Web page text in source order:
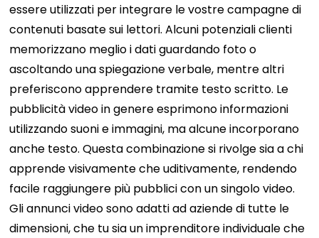
essere utilizzati per integrare le vostre campagne di
contenuti basate sui lettori. Alcuni potenziali clienti
memorizzano meglio i dati guardando foto o
ascoltando una spiegazione verbale, mentre altri
preferiscono apprendere tramite testo scritto. Le
pubblicità video in genere esprimono informazioni
utilizzando suoni e immagini, ma alcune incorporano
anche testo. Questa combinazione si rivolge sia a chi
apprende visivamente che uditivamente, rendendo
facile raggiungere più pubblici con un singolo video.
Gli annunci video sono adatti ad aziende di tutte le
dimensioni, che tu sia un imprenditore individuale che